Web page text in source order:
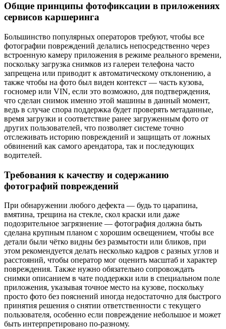
Общие принципы фотофиксации в приложениях
сервисов каршеринга
Большинство популярных операторов требуют, чтобы все
фотографии повреждений делались непосредственно через
встроенную камеру приложения в режиме реального времени,
поскольку загрузка снимков из галереи телефона часто
запрещена или приводит к автоматическому отклонению, а
также чтобы на фото был виден контекст — часть кузова,
госномер или VIN, если это возможно, для подтверждения,
что сделан снимок именно этой машины в данный момент,
ведь в случае спора поддержка будет проверять метаданные,
время загрузки и соответствие ранее загруженным фото от
других пользователей, что позволяет системе точно
отслеживать историю повреждений и защищать от ложных
обвинений как самого арендатора, так и последующих
водителей.
Требования к качеству и содержанию
фотографий повреждений
При обнаружении любого дефекта — будь то царапина,
вмятина, трещина на стекле, скол краски или даже
подозрительное загрязнение — фотография должна быть
сделана крупным планом с хорошим освещением, чтобы все
детали были чётко видны без размытости или бликов, при
этом рекомендуется делать несколько кадров с разных углов и
расстояний, чтобы оператор мог оценить масштаб и характер
повреждения. Также нужно обязательно сопровождать
снимки описанием в чате поддержки или в специальном поле
приложения, указывая точное место на кузове, поскольку
просто фото без пояснений иногда недостаточно для быстрого
принятия решения о снятии ответственности с текущего
пользователя, особенно если повреждение небольшое и может
быть интерпретировано по-разному.